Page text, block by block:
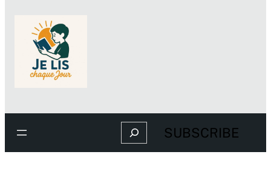
Search SUBSCRIBE